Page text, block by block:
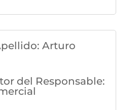
: Arturo
del Responsable: